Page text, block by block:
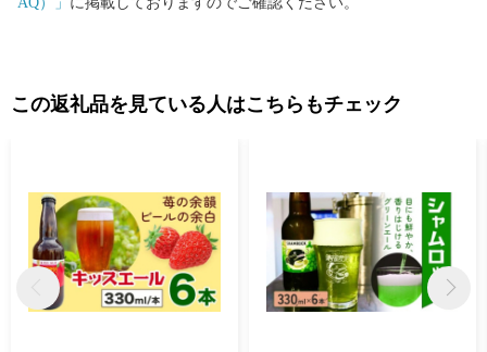
堪能いただけると幸いです。 ふるさと納税でいただいたご寄附
のすべての分野に想いを寄せていただきたい！ということです。
町の一端として、ジュエリーアイスの壮大で神秘的な風景は動画
でご覧いただけますが、ぜひ皆様の目で実物をご覧いただき、感
動を共有してください。 「海よし！畑よし！肉よし！景色よし！
全部よし！」の豊頃町のファンになっていただき、これからも応
この返礼品を見ている人はこちらもチェック